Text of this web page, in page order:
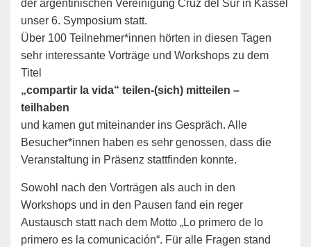
der argentinischen Vereinigung Cruz del Sur in Kassel
unser 6. Symposium statt.
Über 100 Teilnehmer*innen hörten in diesen Tagen
sehr interessante Vorträge und Workshops zu dem
Titel
„compartir la vida“ teilen-(sich) mitteilen –
teilhaben
und kamen gut miteinander ins Gespräch. Alle
Besucher*innen haben es sehr genossen, dass die
Veranstaltung in Präsenz stattfinden konnte.
Sowohl nach den Vorträgen als auch in den
Workshops und in den Pausen fand ein reger
Austausch statt nach dem Motto „Lo primero de lo
primero es la comunicación“. Für alle Fragen stand